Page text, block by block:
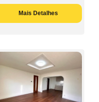
Mais Detalhes